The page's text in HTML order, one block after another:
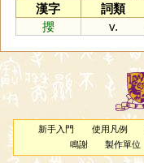
漢字
詞類
攖
v.
新手入門 使用凡例
鳴謝
製作單位